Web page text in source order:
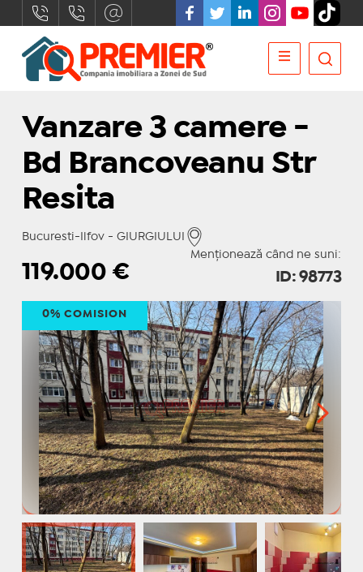
Vanzare 3 camere -
Bd Brancoveanu Str
Resita
Bucuresti-Ilfov - GIURGIULUI
Menționează când ne suni:
119.000 € ID: 98773
0% COMISION